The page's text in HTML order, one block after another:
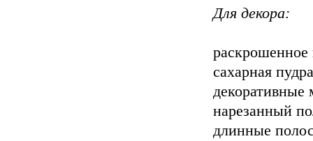
Для декора:
раскрошенное
сахарная
декоративные
нарезанный
длинные